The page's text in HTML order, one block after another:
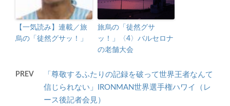
【一気読み】連載／旅
烏の「徒然グサッ！」
旅烏の「徒然グサ
ッ！」〈4〉バルセロナ
の老舗大会
PREV
「尊敬するふたりの記録を破って世界王者なんて
信じられない」IRONMAN世界選手権ハワイ（レ
ース後記者会見）